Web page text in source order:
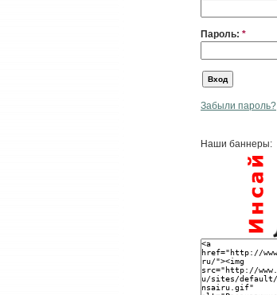
Пароль: *
Забыли пароль?
Наши баннеры: